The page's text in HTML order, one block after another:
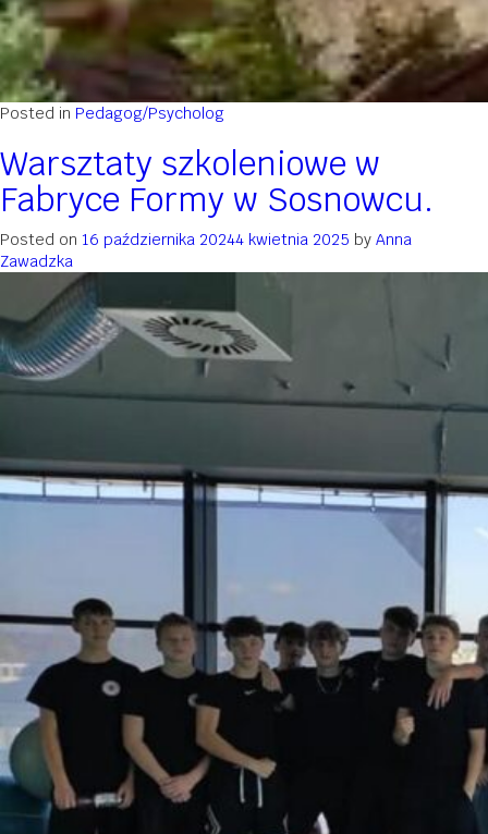
Posted in Pedagog/Psycholog
Warsztaty szkoleniowe w
Fabryce Formy w Sosnowcu.
Posted on 16 października 20244 kwietnia 2025 by Anna
Zawadzka